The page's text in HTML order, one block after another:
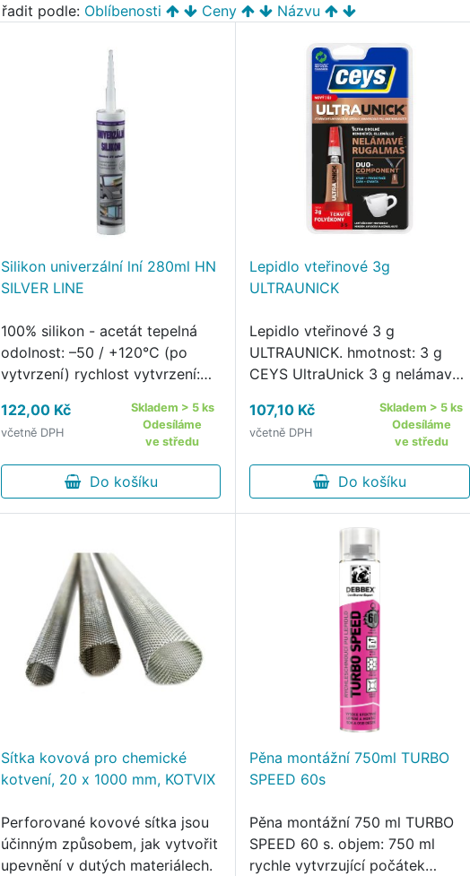
řadit podle: Oblíbenosti Ceny Názvu
Silikon univerzální lní 280ml HN
SILVER LINE
100% silikon - acetát tepelná
odolnost: –50 / +120°C (po
vytvrzení) rychlost vytvrzení:
protažení: 600 % pevnosti v
tahu: 2,0 MPa velmi vysoká
materiálům …
122,00 Kč
včetně DPH
Skladem > 5 ks
Odesíláme
ve středu
Do košíku
Lepidlo vteřinové 3g
ULTRAUNICK
Lepidlo vteřinové 3 g
ULTRAUNICK. hmotnost: 3 g
CEYS UltraUnick 3 g nelámavé
107,10 Kč
včetně DPH
Skladem > 5 ks
Odesíláme
ve středu
Do košíku
Sítka kovová pro chemické
kotvení, 20 x 1000 mm, KOTVIX
Perforované kovové sítka jsou
účinným způsobem, jak vytvořit
upevnění v dutých materiálech.
Pěna montážní 750ml TURBO
SPEED 60s
Pěna montážní 750 ml TURBO
SPEED 60 s. objem: 750 ml
rychle vytvrzující počátek